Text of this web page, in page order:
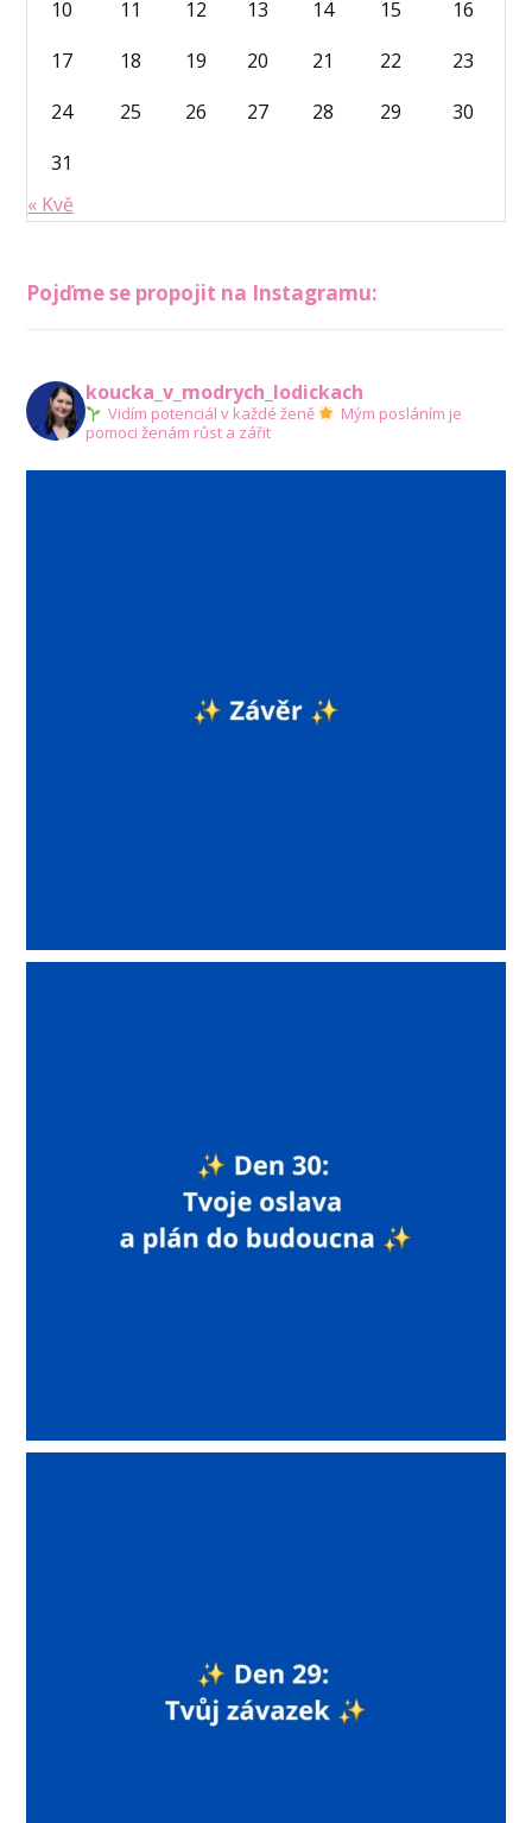
10 11 12 13 14 15
16
17
18 19 20 21 22
23
24
25 26 27 28 29
30
31
« Kvě
Pojďme se propojit na Instagramu:
koucka_v_modrych_lodickach
Vidím potenciál v každé ženě
Mým posláním je
pomoci ženám růst a zářit